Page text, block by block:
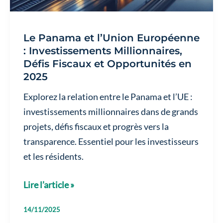
Le Panama et l’Union Européenne
: Investissements Millionnaires,
Défis Fiscaux et Opportunités en
2025
Explorez la relation entre le Panama et l’UE :
investissements millionnaires dans de grands
projets, défis fiscaux et progrès vers la
transparence. Essentiel pour les investisseurs
et les résidents.
Le
et
Lire l’article »
14/11/2025